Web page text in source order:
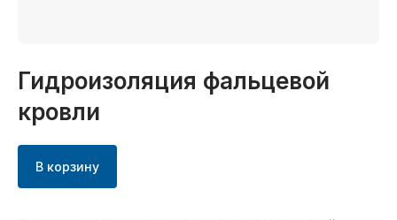
Гидроизоляция фальцевой
кровли
В корзину